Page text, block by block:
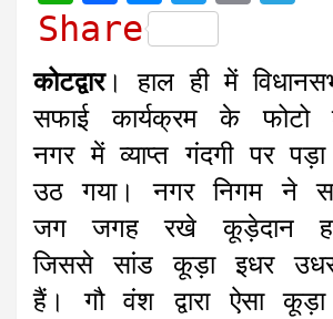
h
t
s
A
p
p
a
b
o
o
k
e
s
s
e
n
g
e
r
w
i
t
t
e
r
a
i
l
e
g
r
a
Share
कोटद्वार। हाल ही में
सफाई कार्यक्रम के
नगर में व्याप्त गंदगी पर
उठ गया। नगर निगम ने
जग जगह रखे कूड़ेदान
जिससे सांड कूड़ा इधर
हैं। गौ वंश द्वारा ऐसा